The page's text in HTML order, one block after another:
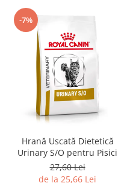
-7%
Hrană Uscată Dietetică
Urinary S/O pentru Pisici
27,60 Lei
de la 25,66 Lei